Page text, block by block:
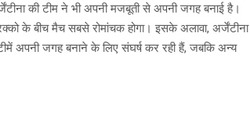
की टीम ने भी अपनी मजबूती से अपनी जगह बनाई है।
के बीच मैच सबसे रोमांचक होगा। इसके अलावा, अर्जेंटीना
अपनी जगह बनाने के लिए संघर्ष कर रही हैं, जबकि अन्य